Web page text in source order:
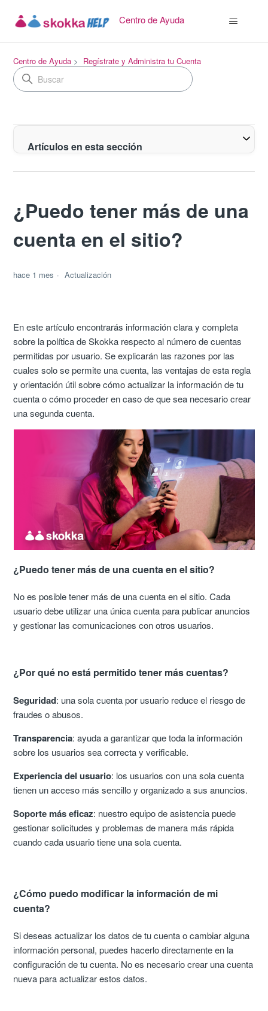
Centro de Ayuda
Centro de Ayuda Regístrate y Administra tu Cuenta
Artículos en esta sección
¿Puedo tener más de una
cuenta en el sitio?
hace 1 mes Actualización
En este artículo encontrarás información clara y completa
sobre la política de Skokka respecto al número de cuentas
permitidas por usuario. Se explicarán las razones por las
cuales solo se permite una cuenta, las ventajas de esta regla
y orientación útil sobre cómo actualizar la información de tu
cuenta o cómo proceder en caso de que sea necesario crear
una segunda cuenta.
¿Puedo tener más de una cuenta en el sitio?
No es posible tener más de una cuenta en el sitio. Cada
usuario debe utilizar una única cuenta para publicar anuncios
y gestionar las comunicaciones con otros usuarios.
¿Por qué no está permitido tener más cuentas?
Seguridad: una sola cuenta por usuario reduce el riesgo de
fraudes o abusos.
Transparencia: ayuda a garantizar que toda la información
sobre los usuarios sea correcta y verificable.
Experiencia del usuario: los usuarios con una sola cuenta
tienen un acceso más sencillo y organizado a sus anuncios.
Soporte más eficaz: nuestro equipo de asistencia puede
gestionar solicitudes y problemas de manera más rápida
cuando cada usuario tiene una sola cuenta.
¿Cómo puedo modificar la información de mi
cuenta?
Si deseas actualizar los datos de tu cuenta o cambiar alguna
información personal, puedes hacerlo directamente en la
configuración de tu cuenta. No es necesario crear una cuenta
nueva para actualizar estos datos.